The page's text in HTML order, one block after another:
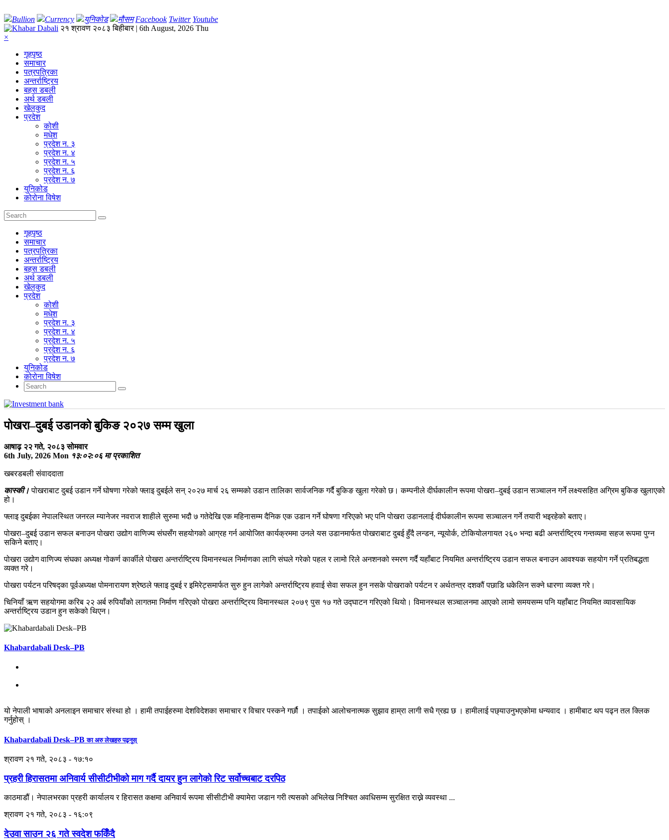
Bullion Currency युनिकोड मौसम Facebook Twitter Youtube
२१ श्रावण २०८३ बिहीबार | 6th August, 2026 Thu
×
गृहपृष्‍ठ
समाचार
पत्रपत्रिका
अन्तर्राष्ट्रिय
बहस डबली
अर्थ डबली
खेलकुद
प्रदेश
कोशी
मधेश
प्रदेश न. ३
प्रदेश न. ४
प्रदेश न. ५
प्रदेश न. ६
प्रदेश न. ७
युनिकोड
कोरोना विषेश
गृहपृष्‍ठ
समाचार
पत्रपत्रिका
अन्तर्राष्ट्रिय
बहस डबली
अर्थ डबली
खेलकुद
प्रदेश
कोशी
मधेश
प्रदेश न. ३
प्रदेश न. ४
प्रदेश न. ५
प्रदेश न. ६
प्रदेश न. ७
युनिकोड
कोरोना विषेश
पोखरा–दुबई उडानको बुकिङ २०२७ सम्म खुला
आषाढ़ २२ गते, २०८३ सोमवार
6th July, 2026 Mon १३:०२:०६ मा प्रकाशित
खबरडबली संवाददाता
कास्की।पोखराबाट दुबई उडान गर्ने घोषणा गरेको फ्लाइ दुबईले सन् २०२७ मार्च २६ सम्मको उडान तालिका सार्वजनिक गर्दै बुकिङ खुला गरेको छ। कम्पनीले दीर्घकालीन रूपमा पोखरा–दुबई उडान सञ्चालन गर्ने लक्ष्यसहित अग्रिम बुकिङ खुलाएको
हो।
फ्लाइ दुबईका नेपालस्थित जनरल म्यानेजर नवराज शाहीले सुरुमा भदौ ७ गतेदेखि एक महिनासम्म दैनिक एक उडान गर्ने घोषणा गरिएको भए पनि पोखरा उडानलाई दीर्घकालीन रूपमा सञ्चालन गर्ने तयारी भइरहेको बताए।
पोखरा–दुबई उडान सफल बनाउन पोखरा उद्योग वाणिज्य संघसँग सहयोगको आग्रह गर्न आयोजित कार्यक्रममा उनले यस उडानमार्फत पोखराबाट दुबई हुँदै लन्डन, न्यूयोर्क, टोकियोलगायत २६० भन्दा बढी अन्तर्राष्ट्रिय गन्तव्यमा सहज रूपमा पुग्न
सकिने बताए।
पोखरा उद्योग वाणिज्य संघका अध्यक्ष गोकर्ण कार्कीले पोखरा अन्तर्राष्ट्रिय विमानस्थल निर्माणका लागि संघले गरेको पहल र लामो रिले अनशनको स्मरण गर्दै यहाँबाट नियमित अन्तर्राष्ट्रिय उडान सफल बनाउन आवश्यक सहयोग गर्ने प्रतिबद्धता
व्यक्त गरे।
पोखरा पर्यटन परिषद्का पूर्वअध्यक्ष पोमनारायण श्रेष्ठले फ्लाइ दुबई र इमिरेट्समार्फत सुरु हुन लागेको अन्तर्राष्ट्रिय हवाई सेवा सफल हुन नसके पोखराको पर्यटन र अर्थतन्त्र दशकौं पछाडि धकेलिन सक्ने धारणा व्यक्त गरे।
चिनियाँ ऋण सहयोगमा करिब २२ अर्ब रुपियाँको लागतमा निर्माण गरिएको पोखरा अन्तर्राष्ट्रिय विमानस्थल २०७९ पुस १७ गते उद्घाटन गरिएको थियो। विमानस्थल सञ्चालनमा आएको लामो समयसम्म पनि यहाँबाट नियमित व्यावसायिक
अन्तर्राष्ट्रिय उडान हुन सकेको थिएन।
Khabardabali Desk–PB
यो नेपाली भाषाको अनलाइन समाचार संस्था हो । हामी तपाईहरुमा देशविदेशका समाचार र विचार पस्कने गर्छौ । तपाईको आलोचनात्मक सुझाव हाम्रा लागी सधै ग्रह्य छ । हामीलाई पछ्याउनुभएकोमा धन्यवाद । हामीबाट थप पढ्न तल क्लिक
गर्नुहोस् ।
Khabardabali Desk–PBका अरु लेखहरु पढ्नुस्
श्रावण २१ गते, २०८३ - १७:१०
प्रहरी हिरासतमा अनिवार्य सीसीटीभीको माग गर्दै दायर हुन लागेको रिट सर्वोच्चबाट दरपिठ
काठमाडौं। नेपालभरका प्रहरी कार्यालय र हिरासत कक्षमा अनिवार्य रूपमा सीसीटीभी क्यामेरा जडान गरी त्यसको अभिलेख निश्चित अवधिसम्म सुरक्षित राख्ने व्यवस्था ...
श्रावण २१ गते, २०८३ - १६:०९
देउवा साउन २६ गते स्वदेश फर्किँदै